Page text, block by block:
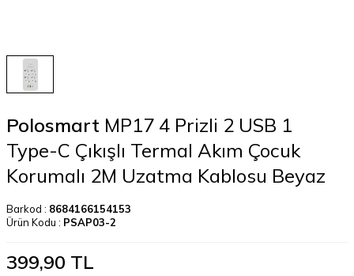
Polosmart MP17 4 Prizli 2 USB 1
Type-C Çıkışlı Termal Akım Çocuk
Korumalı 2M Uzatma Kablosu Beyaz
Barkod : 8684166154153
Ürün Kodu : PSAP03-2
399,90 TL